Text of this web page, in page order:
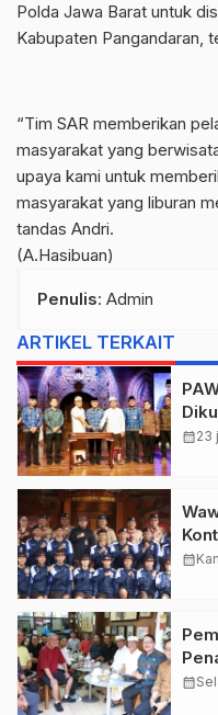
Polda Jawa Barat untuk
Kabupaten Pangandaran,
“Tim SAR memberikan
masyarakat yang
upaya kami untuk
masyarakat yang liburan
tandas Andri.
(A.Hasibuan)
Penulis: Admin
ARTIKEL TERKAIT
calendar_month23
calendar_month
calendar_month